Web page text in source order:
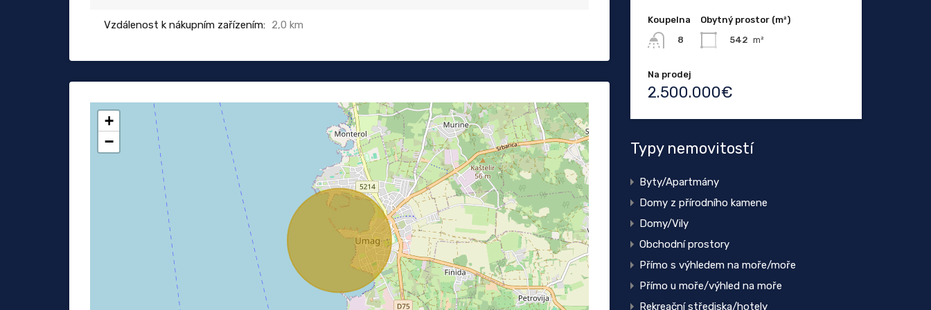
Vzdálenost k nákupním zařízením: 2,0 km
+
−
Koupelna
8
Obytný prostor (m²)
542 m²
Na prodej
2.500.000€
Typy nemovitostí
Byty/Apartmány
Domy z přírodního kamene
Domy/Vily
Obchodní prostory
Přímo s výhledem na moře/moře
Přímo u moře/výhled na moře
Rekreační střediska/hotely